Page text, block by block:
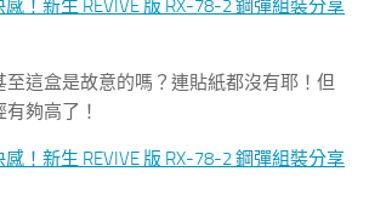
這盒是故意的嗎？連貼紙都沒有耶！但
夠高了！